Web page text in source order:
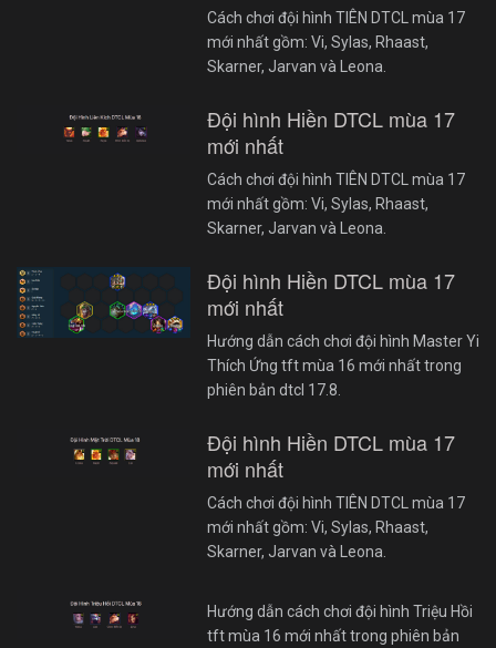
Cách chơi đội hình TIÊN DTCL mùa 17
mới nhất gồm: Vi, Sylas, Rhaast,
Skarner, Jarvan và Leona.
Đội hình Hiền DTCL mùa 17
mới nhất
Cách chơi đội hình TIÊN DTCL mùa 17
mới nhất gồm: Vi, Sylas, Rhaast,
Skarner, Jarvan và Leona.
Đội hình Hiền DTCL mùa 17
mới nhất
Hướng dẫn cách chơi đội hình Master Yi
Thích Ứng tft mùa 16 mới nhất trong
phiên bản dtcl 17.8.
Đội hình Hiền DTCL mùa 17
mới nhất
Cách chơi đội hình TIÊN DTCL mùa 17
mới nhất gồm: Vi, Sylas, Rhaast,
Skarner, Jarvan và Leona.
Hướng dẫn cách chơi đội hình Triệu Hồi
tft mùa 16 mới nhất trong phiên bản